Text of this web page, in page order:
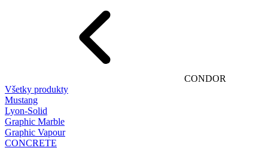
CONDOR
Všetky produkty
Mustang
Lyon-Solid
Graphic Marble
Graphic Vapour
CONCRETE